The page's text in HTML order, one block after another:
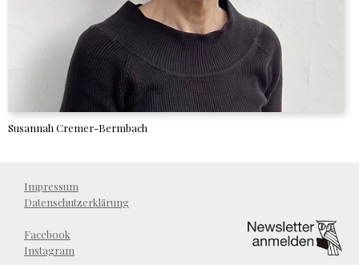
Susannah Cremer-Bermbach
Impressum
Datenschutzerklärung
Facebook
Instagram